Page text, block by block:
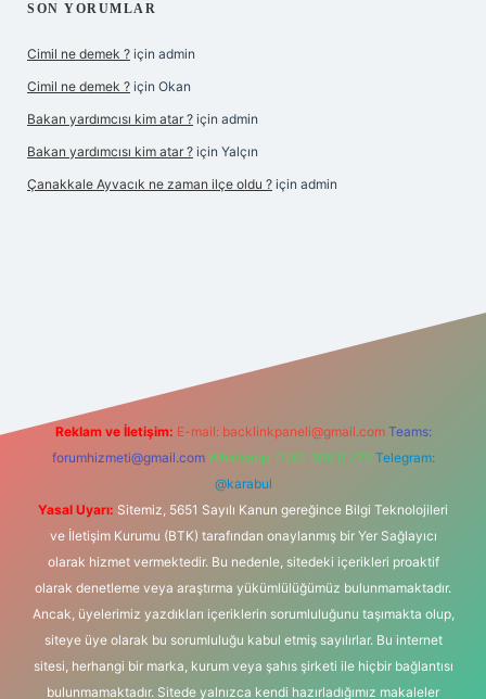
SON YORUMLAR
Cimil ne demek ? için admin
Cimil ne demek ? için Okan
Bakan yardımcısı kim atar ? için admin
Bakan yardımcısı kim atar ? için Yalçın
Çanakkale Ayvacık ne zaman ilçe oldu ? için admin
Reklam ve İletişim: E-mail: backlinkpaneli@gmail.com Teams:
forumhizmeti@gmail.com Whatsapp: 0262 606 0 726 Telegram:
@karabul
Yasal Uyarı: Sitemiz, 5651 Sayılı Kanun gereğince Bilgi Teknolojileri
ve İletişim Kurumu (BTK) tarafından onaylanmış bir Yer Sağlayıcı
olarak hizmet vermektedir. Bu nedenle, sitedeki içerikleri proaktif
olarak denetleme veya araştırma yükümlülüğümüz bulunmamaktadır.
Ancak, üyelerimiz yazdıkları içeriklerin sorumluluğunu taşımakta olup,
siteye üye olarak bu sorumluluğu kabul etmiş sayılırlar. Bu internet
sitesi, herhangi bir marka, kurum veya şahıs şirketi ile hiçbir bağlantısı
bulunmamaktadır. Sitede yalnızca kendi hazırladığımız makaleler